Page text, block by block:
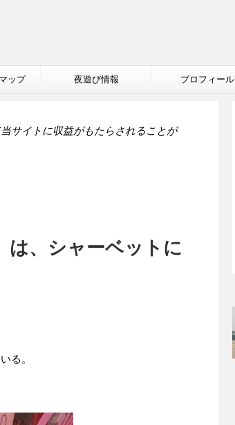
ップ 夜遊び情報 プロフィール
サイトに収益がもたらされることが
は、シャーベットに
る。